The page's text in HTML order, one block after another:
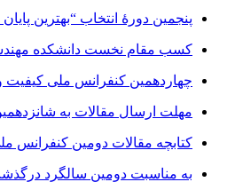
پنجمین دورۀ انتخاب “بهترین
کسب مقام نخست دانشکده
چهاردهمین کنفرانس ملی کیفیت و بهره
مهلت ارسال مقالات به شانزدهمین
کتابچه مقالات دومین کنفرانس
به مناسبت دومین سالگرد